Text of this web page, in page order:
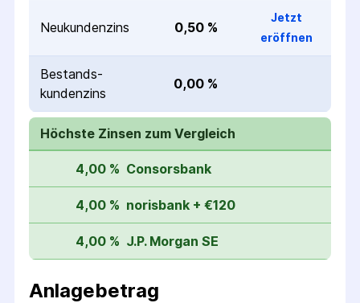
Neukunden­zins 0,50 %
Jetzt
eröffnen
Bestands­
kunden­zins
0,00 %
Höchste Zinsen zum Vergleich
4,00 % Consorsbank
4,00 % norisbank + €120
4,00 % J.P. Morgan SE
Anlagebetrag